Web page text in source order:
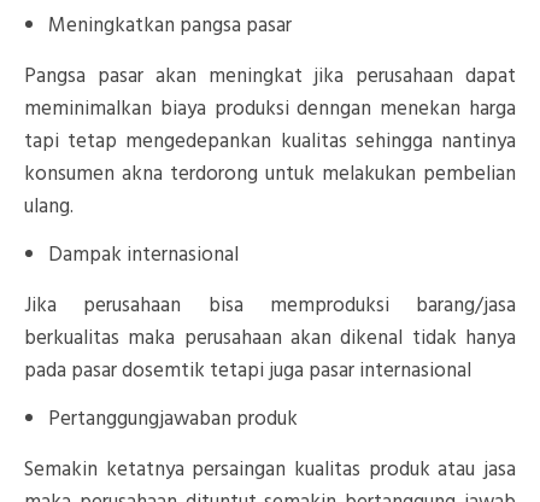
Meningkatkan pangsa pasar
Pangsa pasar akan meningkat jika perusahaan dapat
meminimalkan biaya produksi denngan menekan harga
tapi tetap mengedepankan kualitas sehingga nantinya
konsumen akna terdorong untuk melakukan pembelian
ulang.
Dampak internasional
Jika perusahaan bisa memproduksi barang/jasa
berkualitas maka perusahaan akan dikenal tidak hanya
pada pasar dosemtik tetapi juga pasar internasional
Pertanggungjawaban produk
Semakin ketatnya persaingan kualitas produk atau jasa